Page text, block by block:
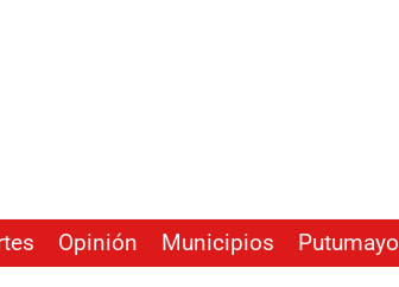
Opinión Municipios Putumayo